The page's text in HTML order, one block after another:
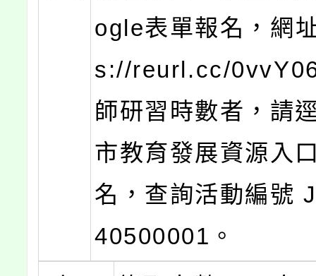
ogle表單報名，網
s://reurl.cc/
師研習時數者，請
市教育發展資源入
名，查詢活動編號
40500001。